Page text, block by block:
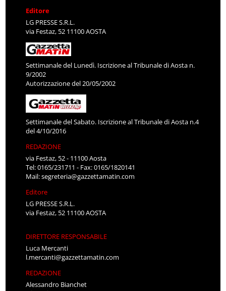
Editore
LG PRESSE S.R.L.
via Festaz, 52 11100 AOSTA
Settimanale del Lunedì. Iscrizione al Tribunale di Aosta n.
9/2002
Autorizzazione del 20/05/2002
Settimanale del Sabato. Iscrizione al Tribunale di Aosta n.4
del 4/10/2016
REDAZIONE
via Festaz, 52 - 11100 Aosta
Tel: 0165/231711 - Fax: 0165/1820141
Mail:segreteria@gazzettamatin.com
Editore
LG PRESSE S.R.L.
via Festaz, 52 11100 AOSTA
DIRETTORE RESPONSABILE
Luca Mercanti
l.mercanti@gazzettamatin.com
REDAZIONE
Alessandro Bianchet